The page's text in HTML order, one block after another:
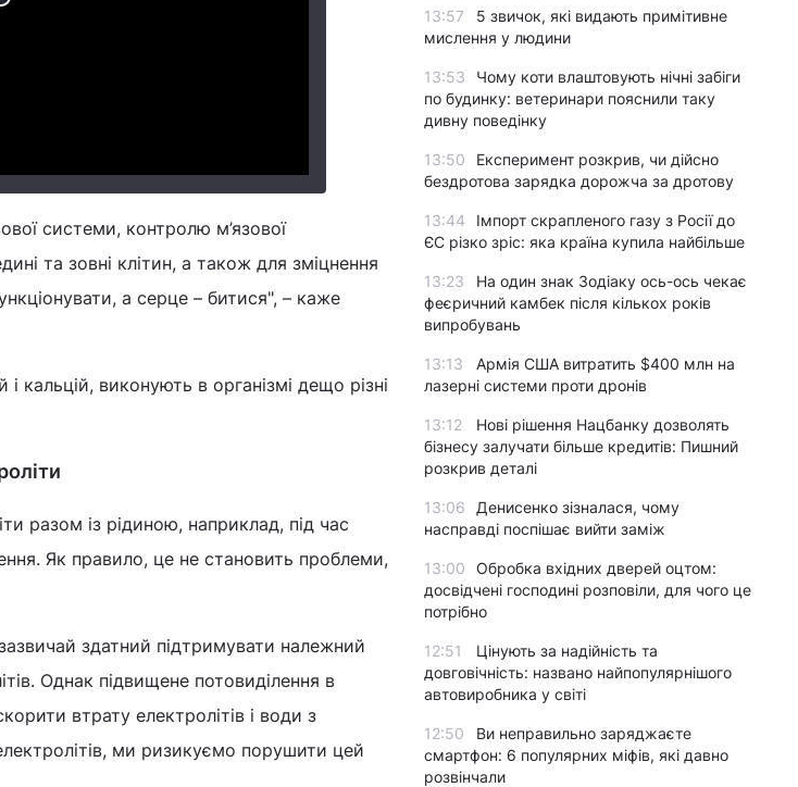
системи, контролю м’язової
та зовні клітин, а також для зміцнення
а серце – битися", – каже
і кальцій, виконують в організмі дещо різні
разом із рідиною, наприклад, під час
Як правило, це не становить проблеми,
здатний підтримувати належний
Однак підвищене потовиділення в
втрату електролітів і води з
ми ризикуємо порушити цей
13:57
5 звичок, які видають примітивне
мислення у людини
13:53
Чому коти влаштовують нічні забіги
по будинку: ветеринари пояснили таку
дивну поведінку
13:50
Експеримент розкрив, чи дійсно
бездротова зарядка дорожча за дротову
13:44
Імпорт скрапленого газу з Росії до
ЄС різко зріс: яка країна купила найбільше
13:23
На один знак Зодіаку ось-ось чекає
феєричний камбек після кількох років
випробувань
13:13
Армія США витратить $400 млн на
лазерні системи проти дронів
13:12
Нові рішення Нацбанку дозволять
бізнесу залучати більше кредитів: Пишний
розкрив деталі
13:06
Денисенко зізналася, чому
насправді поспішає вийти заміж
13:00
Обробка вхідних дверей оцтом:
досвідчені господині розповіли, для чого це
потрібно
12:51
Цінують за надійність та
довговічність: названо найпопулярнішого
автовиробника у світі
12:50
Ви неправильно заряджаєте
смартфон: 6 популярних міфів, які давно
розвінчали